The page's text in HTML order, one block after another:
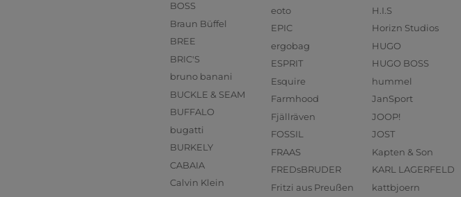
BOSS
Braun Büffel
BREE
BRIC'S
bruno banani
BUCKLE & SEAM
BUFFALO
bugatti
BURKELY
CABAIA
Calvin Klein
eoto
EPIC
ergobag
ESPRIT
Esquire
Farmhood
Fjällräven
FOSSIL
FRAAS
FREDsBRUDER
Fritzi aus Preußen
H.I.S
Horizn Studios
HUGO
HUGO BOSS
hummel
JanSport
JOOP!
JOST
Kapten & Son
KARL LAGERFELD
kattbjoern